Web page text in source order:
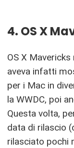
4. OS X
OS X
aveva infatti
per i Mac in
la WWDC, poi
Questa volta,
data di rilascio
rilasciato pochi